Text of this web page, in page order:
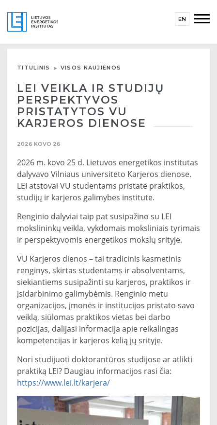
EN
TITULINIS VISOS NAUJIENOS
LEI VEIKLA IR STUDIJŲ
PERSPEKTYVOS
PRISTATYTOS VU
KARJEROS DIENOSE
2026 KOVO 26
2026 m. kovo 25 d. Lietuvos energetikos institutas
dalyvavo Vilniaus universiteto Karjeros dienose.
LEI atstovai VU studentams pristatė praktikos,
studijų ir karjeros galimybes institute.
Renginio dalyviai taip pat susipažino su LEI
mokslininkų veikla, vykdomais moksliniais tyrimais
ir perspektyvomis energetikos mokslų srityje.
VU Karjeros dienos – tai tradicinis kasmetinis
renginys, skirtas studentams ir absolventams,
siekiantiems susipažinti su karjeros, praktikos ir
įsidarbinimo galimybėmis. Renginio metu
organizacijos, įmonės ir institucijos pristato savo
veiklą, siūlomas praktikos vietas bei darbo
pozicijas, dalijasi informacija apie reikalingas
kompetencijas ir karjeros kelią jų srityje.
Nori studijuoti doktorantūros studijose ar atlikti
praktiką LEI? Daugiau informacijos rasi čia:
https://www.lei.lt/karjera/